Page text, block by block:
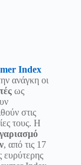
Index
ανάγκη οι
ως
στις
τους. Η
, από τις 17
ευρύτερης